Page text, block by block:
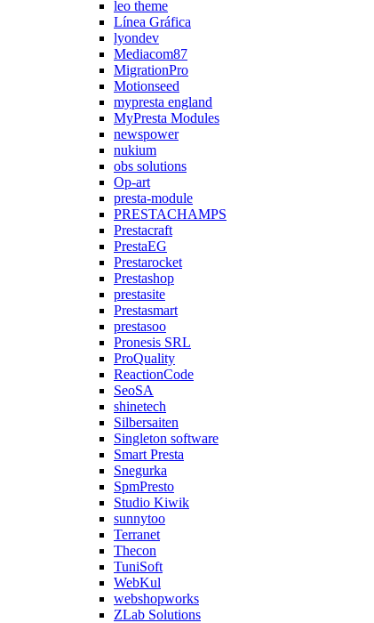
leo theme
Línea Gráfica
lyondev
Mediacom87
MigrationPro
Motionseed
mypresta england
MyPresta Modules
newspower
nukium
obs solutions
Op-art
presta-module
PRESTACHAMPS
Prestacraft
PrestaEG
Prestarocket
Prestashop
prestasite
Prestasmart
prestasoo
Pronesis SRL
ProQuality
ReactionCode
SeoSA
shinetech
Silbersaiten
Singleton software
Smart Presta
Snegurka
SpmPresto
Studio Kiwik
sunnytoo
Terranet
Thecon
TuniSoft
WebKul
webshopworks
ZLab Solutions